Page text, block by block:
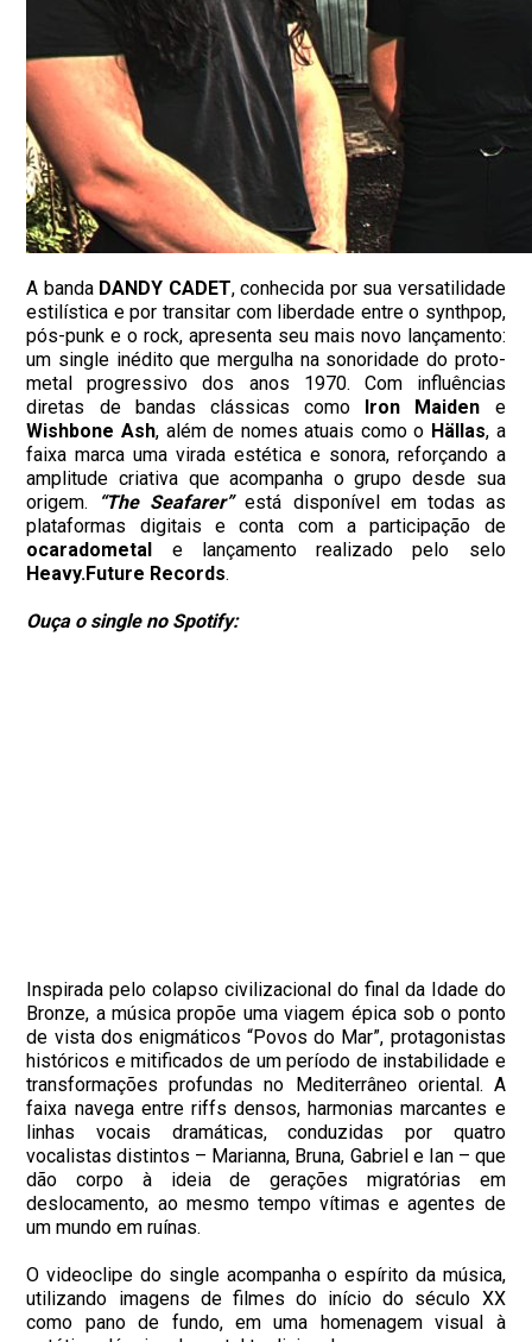
A banda DANDY CADET, conhecida por sua versatilidade
estilística e por transitar com liberdade entre o synthpop,
pós-punk e o rock, apresenta seu mais novo lançamento:
um single inédito que mergulha na sonoridade do proto-
metal progressivo dos anos 1970. Com influências
diretas de bandas clássicas como Iron Maiden e
Wishbone Ash, além de nomes atuais como o Hällas, a
faixa marca uma virada estética e sonora, reforçando a
amplitude criativa que acompanha o grupo desde sua
origem.
“The Seafarer”está disponível em todas as
plataformas digitais e conta com a participação de
ocaradometal e lançamento realizado pelo selo
Heavy.Future Records.
Ouça o single no Spotify:
Inspirada pelo colapso civilizacional do final da Idade do
Bronze, a música propõe uma viagem épica sob o ponto
de vista dos enigmáticos “Povos do Mar”, protagonistas
históricos e mitificados de um período de instabilidade e
transformações profundas no Mediterrâneo oriental. A
faixa navega entre riffs densos, harmonias marcantes e
linhas vocais dramáticas, conduzidas por quatro
vocalistas distintos – Marianna, Bruna, Gabriel e Ian – que
dão corpo à ideia de gerações migratórias em
deslocamento, ao mesmo tempo vítimas e agentes de
um mundo em ruínas.
O videoclipe do single acompanha o espírito da música,
utilizando imagens de filmes do início do século XX
como pano de fundo, em uma homenagem visual à